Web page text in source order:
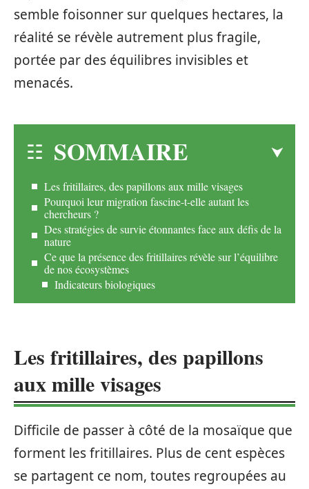
semble foisonner sur quelques hectares, la
réalité se révèle autrement plus fragile,
portée par des équilibres invisibles et
menacés.
SOMMAIRE
Les fritillaires, des papillons aux mille visages
Pourquoi leur migration fascine-t-elle autant les
chercheurs ?
Des stratégies de survie étonnantes face aux défis de la
nature
Ce que la présence des fritillaires révèle sur l’équilibre
de nos écosystèmes
Indicateurs biologiques
Les fritillaires, des papillons
aux mille visages
Difficile de passer à côté de la mosaïque que
forment les fritillaires. Plus de cent espèces
se partagent ce nom, toutes regroupées au